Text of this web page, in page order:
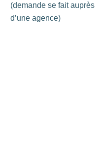
(demande se fait auprès
d’une agence)